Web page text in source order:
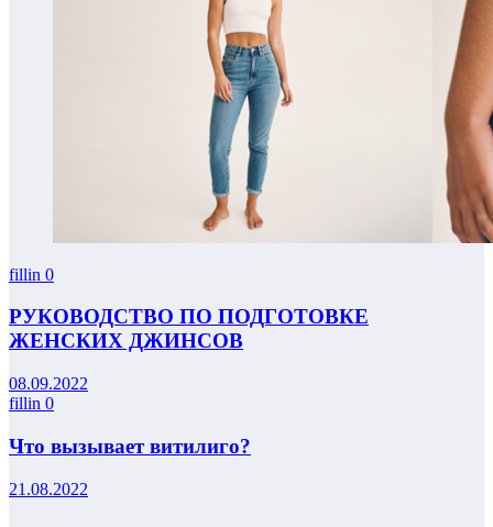
fillin 0
РУКОВОДСТВО ПО ПОДГОТОВКЕ
ЖЕНСКИХ ДЖИНСОВ
08.09.2022
fillin 0
Что вызывает витилиго?
21.08.2022